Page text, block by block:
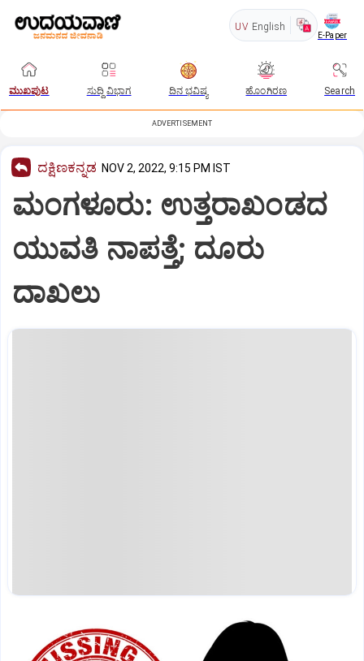
UV English
E-Paper
ಮುಖಪುಟ ಸುದ್ದಿ ವಿಭಾಗ ದಿನ ಭವಿಷ್ಯ ಹೊಂಗಿರಣ Search
ADVERTISEMENT
ದಕ್ಷಿಣಕನ್ನಡ NOV 2, 2022, 9:15 PM IST
ಮಂಗಳೂರು: ಉತ್ತರಾಖಂಡದ
ಯುವತಿ ನಾಪತ್ತೆ; ದೂರು
ದಾಖಲು